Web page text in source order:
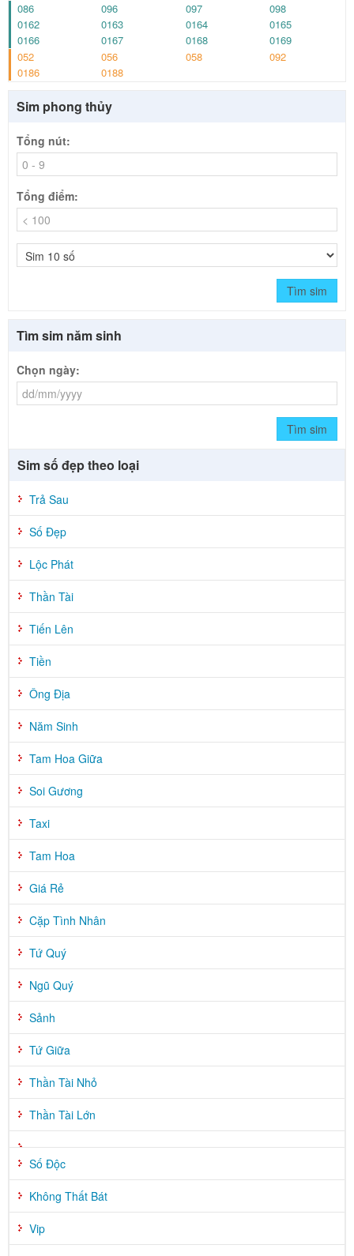
086
096 097
098
0162
0163 0164
0165
0166
0167 0168
0169
052
056 058
092
0186
0188
Sim phong thủy
Tổng nút:
Tổng điểm:
Tìm sim
Tìm sim năm sinh
Chọn ngày:
Tìm sim
Sim số đẹp theo loại
Trả Sau
Số Đẹp
Lộc Phát
Thần Tài
Tiến Lên
Tiền
Ông Địa
Năm Sinh
Tam Hoa Giữa
Soi Gương
Taxi
Tam Hoa
Giá Rẻ
Cặp Tình Nhân
Tứ Quý
Ngũ Quý
Sảnh
Tứ Giữa
Thần Tài Nhỏ
Thần Tài Lớn
Số Độc
Không Thất Bát
Vip